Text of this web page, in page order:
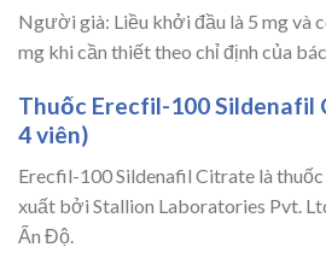
Người già: Liều khởi đầu là 5 mg và
mg khi cần thiết theo chỉ định của
Thuốc Erecfil-100 Sildenafil
4 viên)
Erecfil-100 Sildenafil Citrate là thuốc
xuất bởi Stallion Laboratories Pvt.
Ấn Độ.